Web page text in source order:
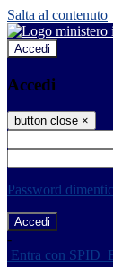
Salta al contenuto
Accedi
Accedi
button close ×
Password
-
Entra con SPID